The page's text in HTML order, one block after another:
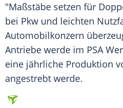
"Maßstäbe setzen für
bei Pkw und leichten
Automobilkonzern
Antriebe werde im PSA
eine jährliche Produktion
angestrebt werde.